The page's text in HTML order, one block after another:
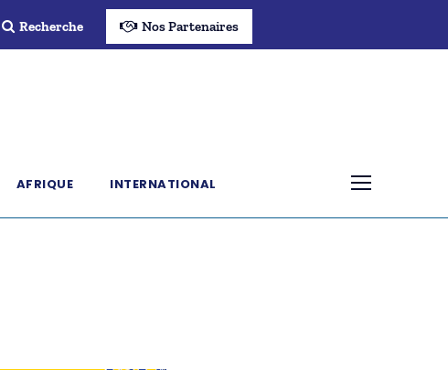
Recherche Nos Partenaires
AFRIQUE INTERNATIONAL